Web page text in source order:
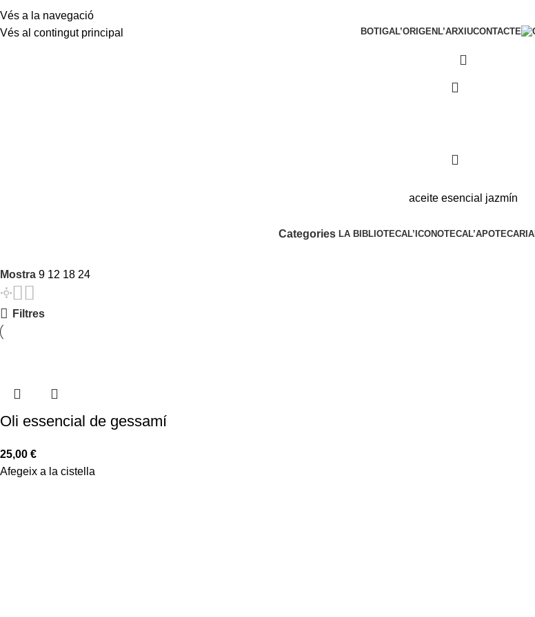
Vés a la navegació
Vés al contingut principal
BOTIGAL’ORIGEN L’ARXIUCONTACTE
aceite esencial jazmín
Categories LA BIBLIOTECAL’ICONOTECAL’APOTECARIA
Mostra 9 12 18 24
Filtres
Oli essencial de gessamí
25,00 €
Afegeix a la cistella